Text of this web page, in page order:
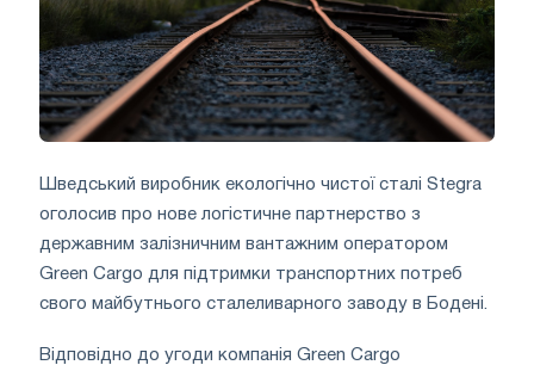
Шведський виробник екологічно чистої сталі Stegra
оголосив про нове логістичне партнерство з
державним залізничним вантажним оператором
Green Cargo для підтримки транспортних потреб
свого майбутнього сталеливарного заводу в Бодені.
Відповідно до угоди компанія Green Cargo